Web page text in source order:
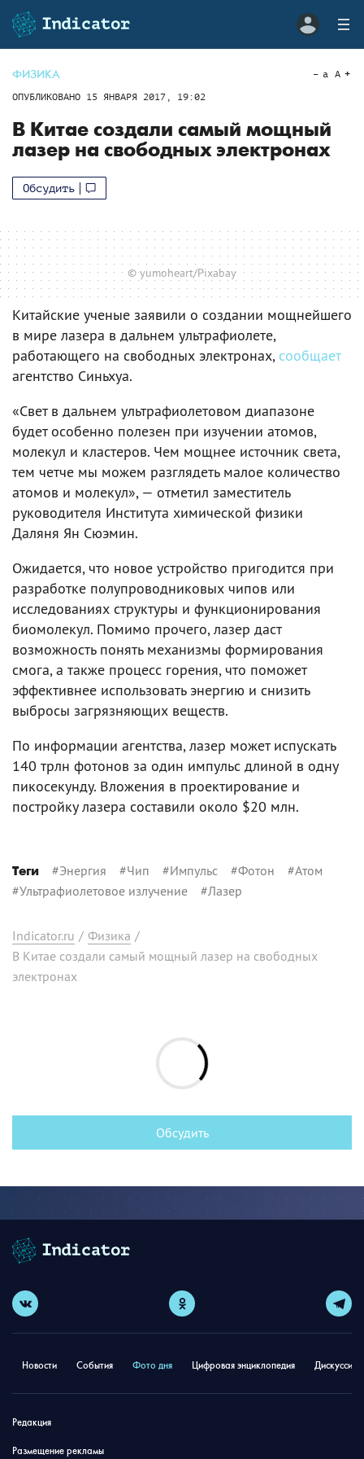
ФИЗИКА
ОПУБЛИКОВАНО 15 ЯНВАРЯ 2017, 19:02
a A
В Китае создали самый мощный
лазер на свободных электронах
Обсудить
© yumoheart/Pixabay
Китайские ученые заявили о создании мощнейшего
в мире лазера в дальнем ультрафиолете,
работающего на свободных электронах, сообщает
агентство Синьхуа.
«Свет в дальнем ультрафиолетовом диапазоне
будет особенно полезен при изучении атомов,
молекул и кластеров. Чем мощнее источник света,
тем четче мы можем разглядеть малое количество
атомов и молекул», — отметил заместитель
руководителя Института химической физики
Даляня Ян Сюэмин.
Ожидается, что новое устройство пригодится при
разработке полупроводниковых чипов или
исследованиях структуры и функционирования
биомолекул. Помимо прочего, лазер даст
возможность понять механизмы формирования
смога, а также процесс горения, что поможет
эффективнее использовать энергию и снизить
выбросы загрязняющих веществ.
По информации агентства, лазер может испускать
140 трлн фотонов за один импульс длиной в одну
пикосекунду. Вложения в проектирование и
постройку лазера составили около $20 млн.
Теги #Энергия #Чип #Импульс #Фотон #Атом
#Ультрафиолетовое излучение #Лазер
Indicator.ru / Физика /
В Китае создали самый мощный лазер на свободных
электронах
Обсудить
Новости События Фото дня Цифровая энциклопедия
Редакция
Размещение рекламы